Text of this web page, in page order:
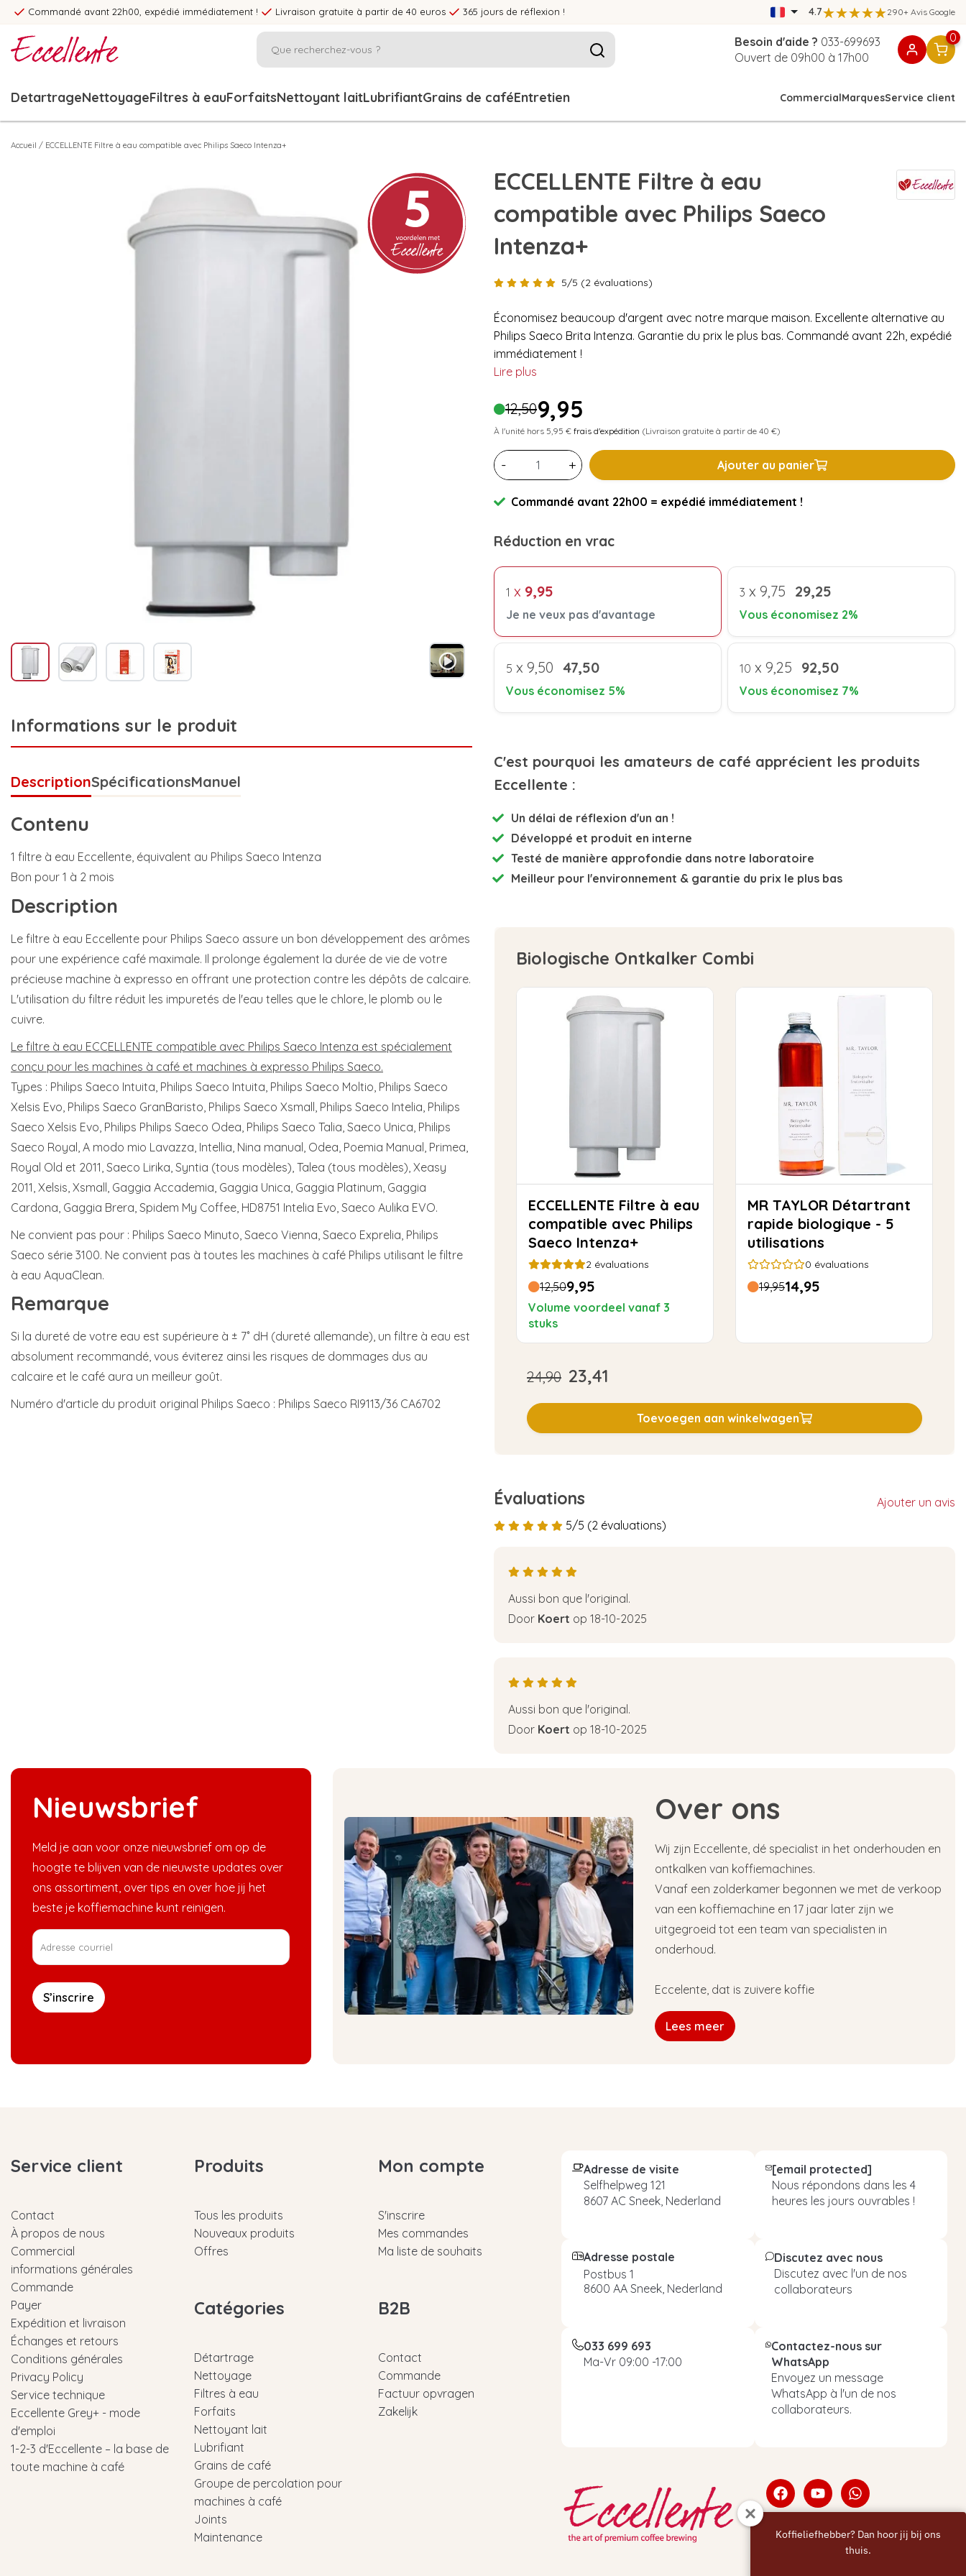
Commandé avant 22h00, expédié immédiatement ! Livraison gratuite à partir de 40 euros 365 jours de réflexion ! 4.7 290+ Avis Google
Besoin d'aide ? 033-699693
Ouvert de 09h00 à 17h00
0
DetartrageNettoyageFiltres à eauForfaitsNettoyant laitLubrifiantGrains de caféEntretien CommercialMarquesService client
Accueil / ECCELLENTE Filtre à eau compatible avec Philips Saeco Intenza+
Informations sur le produit
DescriptionSpécificationsManuel
Contenu
1 filtre à eau Eccellente, équivalent au Philips Saeco Intenza
Bon pour 1 à 2 mois
Description
Le filtre à eau Eccellente pour Philips Saeco assure un bon développement des arômes
pour une expérience café maximale. Il prolonge également la durée de vie de votre
précieuse machine à expresso en offrant une protection contre les dépôts de calcaire.
L'utilisation du filtre réduit les impuretés de l'eau telles que le chlore, le plomb ou le
cuivre.
Le filtre à eau ECCELLENTE compatible avec Philips Saeco Intenza est spécialement
conçu pour les machines à café et machines à expresso Philips Saeco.
Types : Philips Saeco Intuita, Philips Saeco Intuita, Philips Saeco Moltio, Philips Saeco
Xelsis Evo, Philips Saeco GranBaristo, Philips Saeco Xsmall, Philips Saeco Intelia, Philips
Saeco Xelsis Evo, Philips Philips Saeco Odea, Philips Saeco Talia, Saeco Unica, Philips
Saeco Royal, A modo mio Lavazza, Intellia, Nina manual, Odea, Poemia Manual, Primea,
Royal Old et 2011, Saeco Lirika, Syntia (tous modèles), Talea (tous modèles), Xeasy
2011, Xelsis, Xsmall, Gaggia Accademia, Gaggia Unica, Gaggia Platinum, Gaggia
Cardona, Gaggia Brera, Spidem My Coffee, HD8751 Intelia Evo, Saeco Aulika EVO.
Ne convient pas pour : Philips Saeco Minuto, Saeco Vienna, Saeco Exprelia, Philips
Saeco série 3100. Ne convient pas à toutes les machines à café Philips utilisant le filtre
à eau AquaClean.
Remarque
Si la dureté de votre eau est supérieure à ± 7˚ dH (dureté allemande), un filtre à eau est
absolument recommandé, vous éviterez ainsi les risques de dommages dus au
calcaire et le café aura un meilleur goût.
Numéro d'article du produit original Philips Saeco : Philips Saeco RI9113/36 CA6702
ECCELLENTE Filtre à eau
compatible avec Philips Saeco
Intenza+
5/5 (2 évaluations)
Économisez beaucoup d'argent avec notre marque maison. Excellente alternative au
Philips Saeco Brita Intenza. Garantie du prix le plus bas. Commandé avant 22h, expédié
immédiatement !
Lire plus
12,509,95
À l'unité hors 5,95 € frais d'expédition (Livraison gratuite à partir de 40 €)
- + Ajouter au panier
Commandé avant 22h00 = expédié immédiatement !
Réduction en vrac
1 x 9,95
Je ne veux pas d'avantage
3 x 9,75 29,25
Vous économisez 2%
5 x 9,50 47,50
Vous économisez 5%
10 x 9,25 92,50
Vous économisez 7%
C'est pourquoi les amateurs de café apprécient les produits
Eccellente :
Un délai de réflexion d'un an !
Développé et produit en interne
Testé de manière approfondie dans notre laboratoire
Meilleur pour l'environnement & garantie du prix le plus bas
Biologische Ontkalker Combi
ECCELLENTE Filtre à eau
compatible avec Philips
Saeco Intenza+
2 évaluations
12,509,95
Volume voordeel vanaf 3
stuks
MR TAYLOR Détartrant
rapide biologique - 5
utilisations
0 évaluations
19,9514,95
24,90 23,41
Toevoegen aan winkelwagen
Évaluations
Ajouter un avis
5/5 (2 évaluations)
Aussi bon que l'original.
Door Koert op 18-10-2025
Aussi bon que l'original.
Door Koert op 18-10-2025
Nieuwsbrief
Meld je aan voor onze nieuwsbrief om op de
hoogte te blijven van de nieuwste updates over
ons assortiment, over tips en over hoe jij het
beste je koffiemachine kunt reinigen.
S’inscrire
Over ons
Wij zijn Eccellente, dé specialist in het onderhouden en
ontkalken van koffiemachines.
Vanaf een zolderkamer begonnen we met de verkoop
van een koffiemachine en 17 jaar later zijn we
uitgegroeid tot een team van specialisten in
onderhoud.
Eccelente, dat is zuivere koffie
Lees meer
Service client
Contact
À propos de nous
Commercial
informations générales
Commande
Payer
Expédition et livraison
Échanges et retours
Conditions générales
Privacy Policy
Service technique
Eccellente Grey+ - mode
d'emploi
1-2-3 d'Eccellente – la base de
toute machine à café
Produits
Tous les produits
Nouveaux produits
Offres
Catégories
Détartrage
Nettoyage
Filtres à eau
Forfaits
Nettoyant lait
Lubrifiant
Grains de café
Groupe de percolation pour
machines à café
Joints
Maintenance
Mon compte
S'inscrire
Mes commandes
Ma liste de souhaits
B2B
Contact
Commande
Factuur opvragen
Zakelijk
Adresse de visite
Selfhelpweg 121
8607 AC Sneek, Nederland
[email protected]
Nous répondons dans les 4
heures les jours ouvrables !
Adresse postale
Postbus 1
8600 AA Sneek, Nederland
Discutez avec nous
Discutez avec l'un de nos
collaborateurs
033 699 693
Ma-Vr 09:00 -17:00
Contactez-nous sur
WhatsApp
Envoyez un message
WhatsApp à l'un de nos
collaborateurs.
Koffieliefhebber? Dan hoor jij bij ons
thuis.